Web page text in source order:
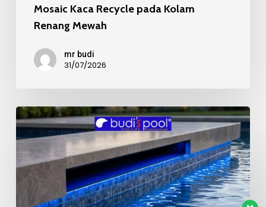
Mosaic Kaca Recycle pada Kolam
Renang Mewah
mr budi
31/07/2026
Kualitas
Material
Mosaic
Kolam
Renang